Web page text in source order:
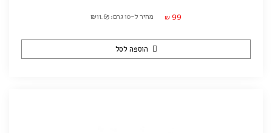
₪ 99 מחיר ל-10 גרם: ₪11.65
הוספה לסל